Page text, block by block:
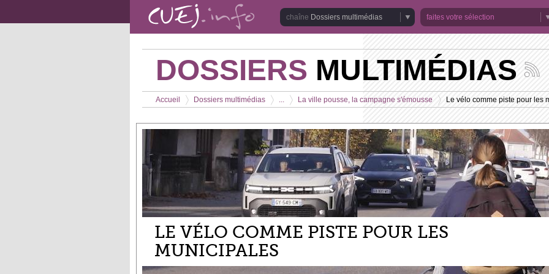
Dossiers multimédias
faites votre sélection
DOSSIERS MULTIMÉDIAS
les
de
chaîne
Vous êtes ici
Accueil
>
Dossiers multimédias
>
...
>
La ville pousse, la campagne s'émousse
>
Le vélo comme piste pour les
LE VÉLO COMME PISTE POUR LES
MUNICIPALES